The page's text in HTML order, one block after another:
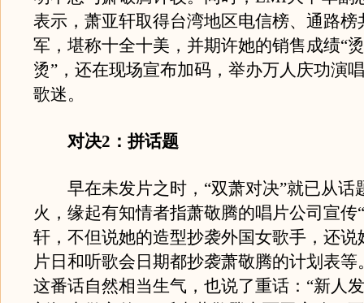
表示，萧亚轩取得台湾地区电信榜、通路榜
军，堪称十全十美，并期许她的销售成绩“
烫”，还在现场宣布加码，举办万人庆功演
歌迷。
对决2：拼话题
早在未发片之时，“双萧对决”就已从话
火，缘起有知情者指萧敬腾的唱片公司宣传
轩，不但说她的造型抄袭外国女歌手，还说
片日和听歌会日期都抄袭萧敬腾的计划表等
这番话自然相当生气，也说了重话：“新人